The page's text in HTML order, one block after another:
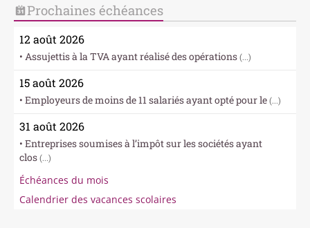
Prochaines échéances
12 août 2026
• Assujettis à la TVA ayant réalisé des opérations (...)
15 août 2026
• Employeurs de moins de 11 salariés ayant opté pour le (...)
31 août 2026
• Entreprises soumises à l’impôt sur les sociétés ayant
clos (...)
Échéances du mois
Calendrier des vacances scolaires